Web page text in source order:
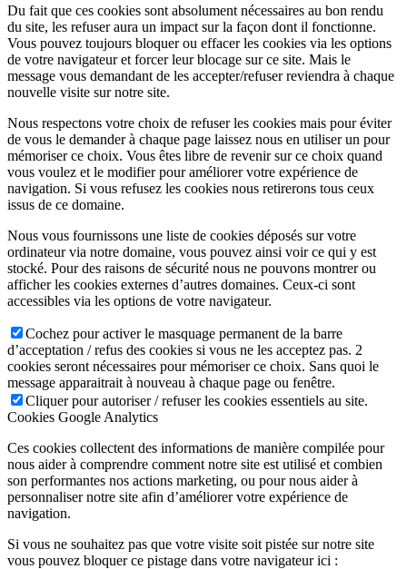
Du fait que ces cookies sont absolument nécessaires au bon rendu
du site, les refuser aura un impact sur la façon dont il fonctionne.
Vous pouvez toujours bloquer ou effacer les cookies via les options
de votre navigateur et forcer leur blocage sur ce site. Mais le
message vous demandant de les accepter/refuser reviendra à chaque
nouvelle visite sur notre site.
Nous respectons votre choix de refuser les cookies mais pour éviter
de vous le demander à chaque page laissez nous en utiliser un pour
mémoriser ce choix. Vous êtes libre de revenir sur ce choix quand
vous voulez et le modifier pour améliorer votre expérience de
navigation. Si vous refusez les cookies nous retirerons tous ceux
issus de ce domaine.
Nous vous fournissons une liste de cookies déposés sur votre
ordinateur via notre domaine, vous pouvez ainsi voir ce qui y est
stocké. Pour des raisons de sécurité nous ne pouvons montrer ou
afficher les cookies externes d’autres domaines. Ceux-ci sont
accessibles via les options de votre navigateur.
Cochez pour activer le masquage permanent de la barre
d’acceptation / refus des cookies si vous ne les acceptez pas. 2
cookies seront nécessaires pour mémoriser ce choix. Sans quoi le
message apparaitrait à nouveau à chaque page ou fenêtre.
Cliquer pour autoriser / refuser les cookies essentiels au site.
Cookies Google Analytics
Ces cookies collectent des informations de manière compilée pour
nous aider à comprendre comment notre site est utilisé et combien
son performantes nos actions marketing, ou pour nous aider à
personnaliser notre site afin d’améliorer votre expérience de
navigation.
Si vous ne souhaitez pas que votre visite soit pistée sur notre site
vous pouvez bloquer ce pistage dans votre navigateur ici :